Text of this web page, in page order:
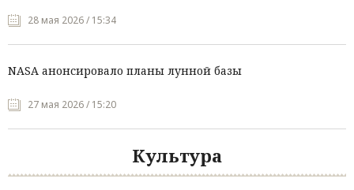
28 мая 2026 / 15:34
NASA анонсировало планы лунной базы
27 мая 2026 / 15:20
Культура